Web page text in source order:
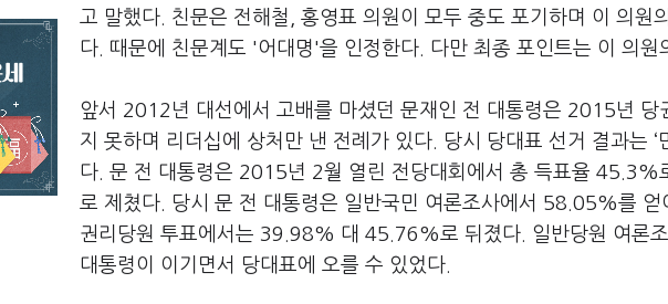
고 말했다. 친문은 전해철, 홍영표 의원이 모두 중도 포기하며 이 의원
다. 때문에 친문계도 '어대명'을 인정한다. 다만 최종 포인트는 이 의원
앞서 2012년 대선에서 고배를 마셨던 문재인 전 대통령은 2015년 당
지 못하며 리더십에 상처만 낸 전례가 있다. 당시 당대표 선거 결과는 ‘
다. 문 전 대통령은 2015년 2월 열린 전당대회에서 총 득표율
로 제쳤다. 당시 문 전 대통령은 일반국민 여론조사에서 58.05%를
권리당원 투표에서는 39.98% 대 45.76%로 뒤졌다. 일반당원 여론
대통령이 이기면서 당대표에 오를 수 있었다.